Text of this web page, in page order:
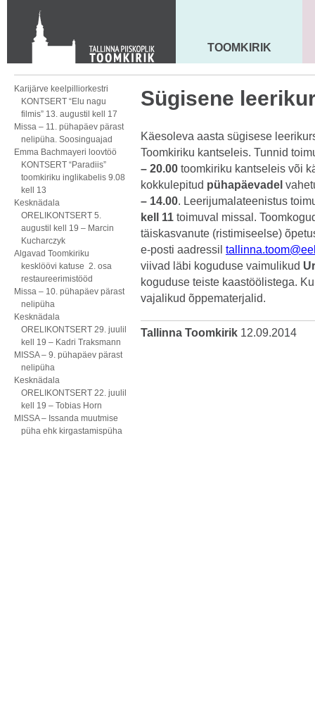
KONTAKT
Toom-Kooli 6, 10130 TALLINN
tallinna.toom@eelk.ee
MAARJA KIRIK
TOOMKIRIK
Karijärve keelpilliorkestri
KONTSERT “Elu nagu
filmis” 13. augustil kell 17
Missa – 11. pühapäev pärast
nelipüha. Soosinguajad
Emma Bachmayeri loovtöö
KONTSERT “Paradiis”
toomkiriku inglikabelis 9.08
kell 13
Kesknädala
ORELIKONTSERT 5.
augustil kell 19 – Marcin
Kucharczyk
Algavad Toomkiriku
kesklöövi katuse 2. osa
restaureerimistööd
Missa – 10. pühapäev pärast
nelipüha
Kesknädala
ORELIKONTSERT 29. juulil
kell 19 – Kadri Traksmann
MISSA – 9. pühapäev pärast
nelipüha
Kesknädala
ORELIKONTSERT 22. juulil
kell 19 – Tobias Horn
MISSA – Issanda muutmise
püha ehk kirgastamispüha
Sügisene
Käesoleva aasta sügisese
Toomkiriku kantseleis. Tunnid
– 20.00 toomkiriku kantseleis või
kokkulepitud pühapäevadel
– 14.00. Leerijumalateenistus
kell 11 toimuval missal.
täiskasvanute (ristimiseelse)
e-posti aadressil
viivad läbi koguduse vaimulikud
koguduse teiste kaastöölistega.
vajalikud õppematerjalid.
Tallinna Toomkirik 12.09.2014